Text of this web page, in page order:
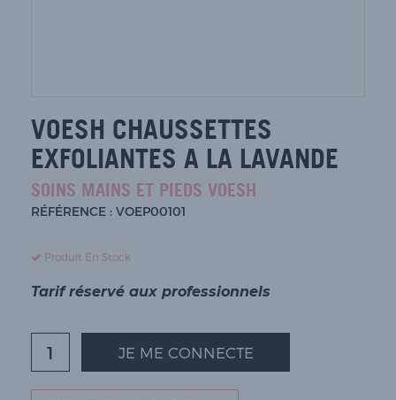
VOESH CHAUSSETTES
EXFOLIANTES A LA LAVANDE
SOINS MAINS ET PIEDS VOESH
RÉFÉRENCE : VOEP00101
Produit En Stock
Tarif réservé aux professionnels
JE ME CONNECTE